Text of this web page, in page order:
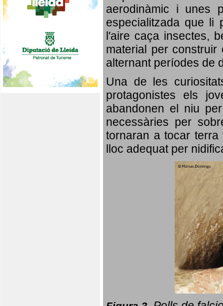
aerodinàmic i unes
especialitzada que li
l'aire caça insectes,
material per
alternant períodes de
Una de les
protagonistes els
abandonen el niu
necessàries per
tornaran a tocar
lloc adequat per